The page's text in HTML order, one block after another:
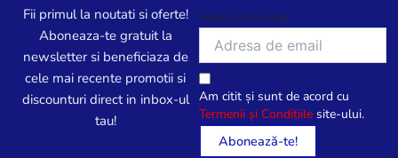
Fii primul la noutati si oferte!
Aboneaza-te gratuit la
newsletter si beneficiaza de
cele mai recente promotii si
discounturi direct in inbox-ul
tau!
Adresa de email
Am citit și sunt de acord cu
Termenii și Condițiile site-ului.